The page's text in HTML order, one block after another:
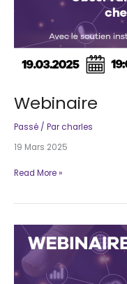
Webinaire
Passé / Parcharles
19 Mars 2025
Webinaire
Read More »